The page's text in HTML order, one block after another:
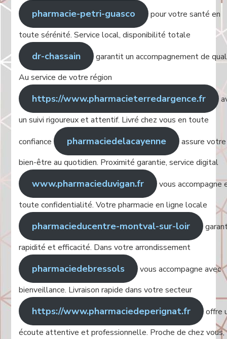
pharmacie-petri-guasco
pour votre santé en
toute sérénité. Service local, disponibilité totale
dr-chassain
garantit un accompagnement de
Au service de votre région
https://www.pharmacieterredargence.fr
un suivi rigoureux et attentif. Livré chez vous en toute
confiance
pharmaciedelacayenne
assure votre
bien-être au quotidien. Proximité garantie, service digital
www.pharmacieduvigan.fr
vous accompagne
toute confidentialité. Votre pharmacie en ligne locale
pharmacieducentre-montval-sur-loir
rapidité et efficacité. Dans votre arrondissement
pharmaciedebressols
vous accompagne avec
bienveillance. Livraison rapide dans votre secteur
https://www.pharmaciedeperignat.fr
offre
écoute attentive et professionnelle. Proche de chez vous,